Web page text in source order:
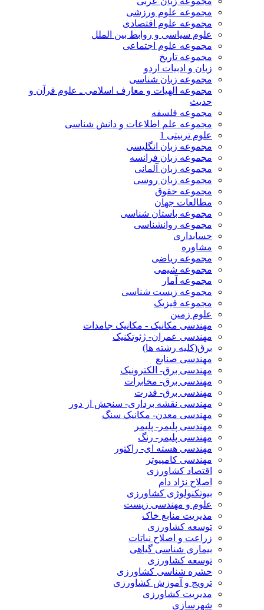
مجموعه علوم ورزشی
مجموعه علوم اقتصادی
علوم سیاسی و روابط بین الملل
مجموعه علوم اجتماعی
مجموعه تاریخ
زبان و ادبیات اردو
مجموعه زبان شناسی
مجموعه الهیات و معارف اسلامی ـ علوم قرآن و
حدیث
مجموعه فلسفه
مجموعه علم اطلاعات و دانش شناسی
علوم تربیتی 1
مجموعه زبان انگلیسی
مجموعه زبان فرانسه
مجموعه زبان آلمانی
مجموعه زبان روسی
مجموعه حقوق
مطالعات جهان
مجموعه باستان شناسی
مجموعه روانشناسی
حسابداری
مشاوره
مجموعه ریاضی
مجموعه شیمی
مجموعه آمار
مجموعه زیست شناسی
مجموعه فیزیک
علوم زمین
مهندسی مکانیک - مکانیک جامدات
مهندسی عمران- ژئوتکنیک
برق(کلیه رشته ها)
مهندسی صنایع
مهندسی برق- الکترونیک
مهندسی برق- مخابرات
مهندسی برق- قدرت
مهندسی نقشه برداری- سنجش از دور
مهندسی معدن- مکانیک سنگ
مهندسی پلیمر- پلیمر
مهندسی پلیمر- رنگ
مهندسی هسته ای- راکتور
مهندسی کامپیوتر
اقتصاد کشاورزی
اصلاح نژاد دام
بیوتکنولوژی کشاورزی
علوم و مهندسی زیست
مدیریت منابع خاک
توسعه کشاورزی
زراعت و اصلاح نباتات
بیماری شناسی گیاهی
توسعه کشاورزی
حشره شناسی کشاورزی
ترویج و آموزش کشاورزی
مدیریت کشاورزی
شهرسازی